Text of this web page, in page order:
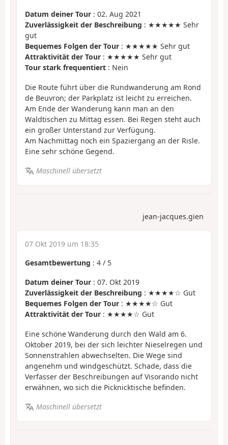
Datum deiner Tour : 02. Aug 2021
Zuverlässigkeit der Beschreibung : ★★★★★ Sehr
gut
Bequemes Folgen der Tour : ★★★★★ Sehr gut
Attraktivität der Tour : ★★★★★ Sehr gut
Tour stark frequentiert : Nein
Die Route führt über die Rundwanderung am Rond
de Beuvron; der Parkplatz ist leicht zu erreichen.
Am Ende der Wanderung kann man an den
Waldtischen zu Mittag essen. Bei Regen steht auch
ein großer Unterstand zur Verfügung.
Am Nachmittag noch ein Spaziergang an der Risle.
Eine sehr schöne Gegend.
Maschinell übersetzt
jean-jacques.gien
07 Okt 2019 um 18:35
Gesamtbewertung : 4 / 5
Datum deiner Tour : 07. Okt 2019
Zuverlässigkeit der Beschreibung : ★★★★☆ Gut
Bequemes Folgen der Tour : ★★★★☆ Gut
Attraktivität der Tour : ★★★★☆ Gut
Eine schöne Wanderung durch den Wald am 6.
Oktober 2019, bei der sich leichter Nieselregen und
Sonnenstrahlen abwechselten. Die Wege sind
angenehm und windgeschützt. Schade, dass die
Verfasser der Beschreibungen auf Visorando nicht
erwähnen, wo sich die Picknicktische befinden.
Maschinell übersetzt